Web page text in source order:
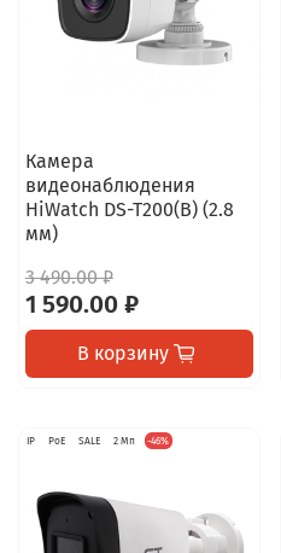
Камера
видеонаблюдения
HiWatch DS-T200(B) (2.8
мм)
3 490.00 ₽
1 590.00 ₽
В корзину
IP PoE SALE 2 Мп -46%